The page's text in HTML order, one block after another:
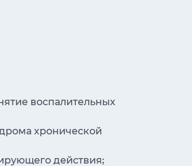
воспалительных
хронической
действия;